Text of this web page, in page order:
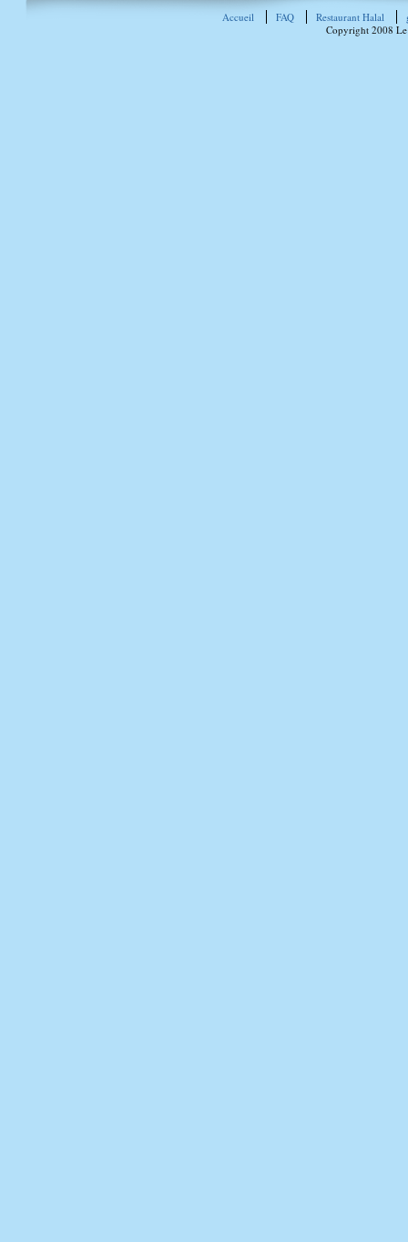
Accueil FAQ Restaurant Halal
Copyright 2008